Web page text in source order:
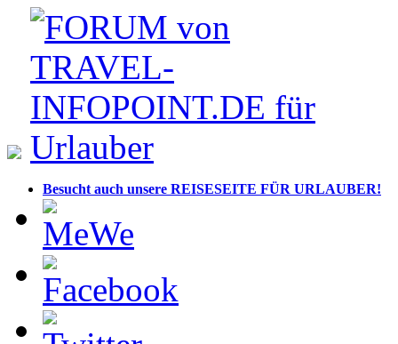
Besucht auch unsere REISESEITE FÜR URLAUBER!